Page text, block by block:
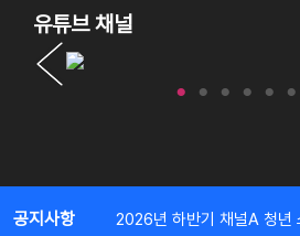
유튜브 채널
공지사항 2026년 하반기 채널A 청년